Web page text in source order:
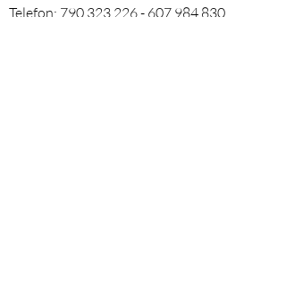
Telefon: 790 323 226 - 607 984 830​